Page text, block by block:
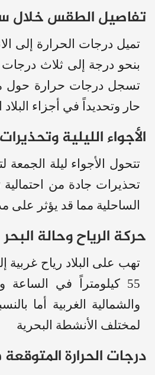
تفاصيل الطقس خلال
تميل درجات الحرارة إلى
بنحو درجة إلى ثلاث
تسجل درجات حرارة حول
حار وتحديداً في أجزاء
الأجواء الليلية
تتحول الأجواء ليلة
تحذيرات جادة من
الساحلية مما قد يؤثر على
حركة الرياح وحالة البحر
تهب على البلاد رياح غربية
55 كيلومتراً في
والشمالية الغربية أما
لمختلف الأنشطة البحرية
درجات الحرارة